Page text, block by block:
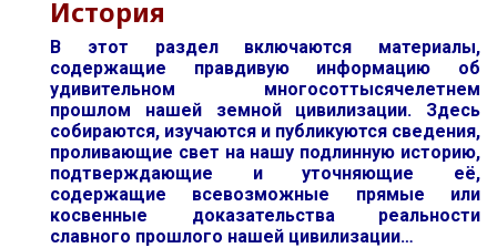
История
В этот раздел включаются материалы,
содержащие правдивую информацию об
удивительном многосоттысячелетнем
прошлом нашей земной цивилизации. Здесь
собираются, изучаются и публикуются сведения,
проливающие свет на нашу подлинную историю,
подтверждающие и уточняющие её,
содержащие всевозможные прямые или
косвенные доказательства реальности
славного прошлого нашей цивилизации…